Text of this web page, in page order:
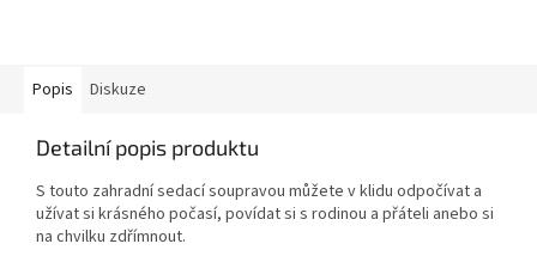
Popis Diskuze
Detailní popis produktu
S touto zahradní sedací soupravou můžete v klidu odpočívat a
užívat si krásného počasí, povídat si s rodinou a přáteli anebo si
na chvilku zdřímnout.